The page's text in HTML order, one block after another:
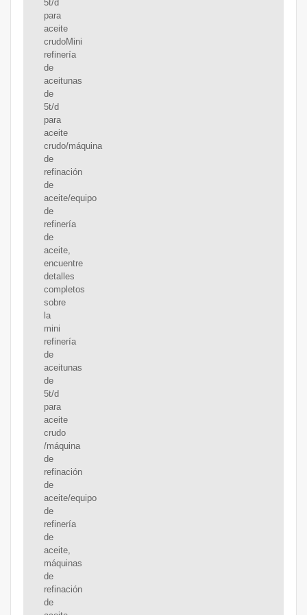
5t/d
para
aceite
crudoMini
refinería
de
aceitunas
de
5t/d
para
aceite
crudo/máquina
de
refinación
de
aceite/equipo
de
refinería
de
aceite,
encuentre
detalles
completos
sobre
la
mini
refinería
de
aceitunas
de
5t/d
para
aceite
crudo
/máquina
de
refinación
de
aceite/equipo
de
refinería
de
aceite,
máquinas
de
refinación
de